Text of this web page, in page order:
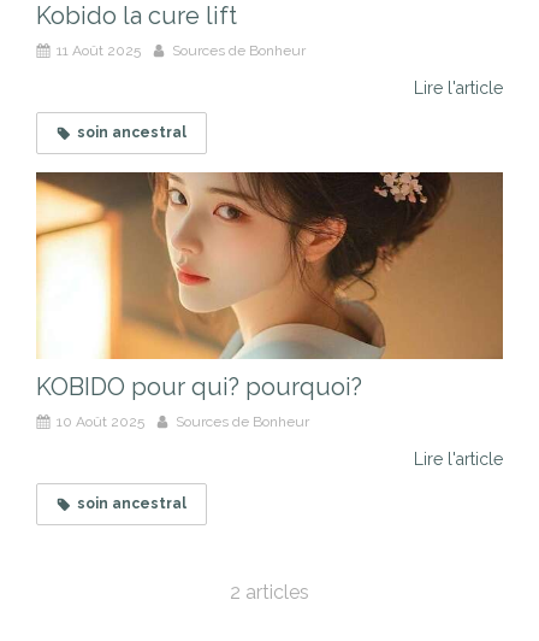
Kobido la cure lift
11 Août 2025 Sources de Bonheur
Lire l'article
soin ancestral
KOBIDO pour qui? pourquoi?
10 Août 2025 Sources de Bonheur
Lire l'article
soin ancestral
2 articles